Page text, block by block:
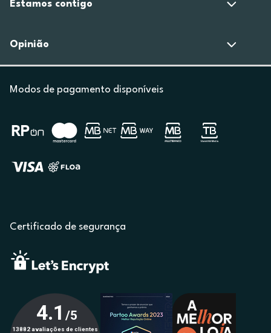
Estamos contigo
Opinião
Modos de pagamento disponíveis
Certificado de segurança